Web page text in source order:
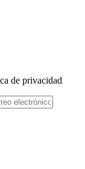
de privacidad